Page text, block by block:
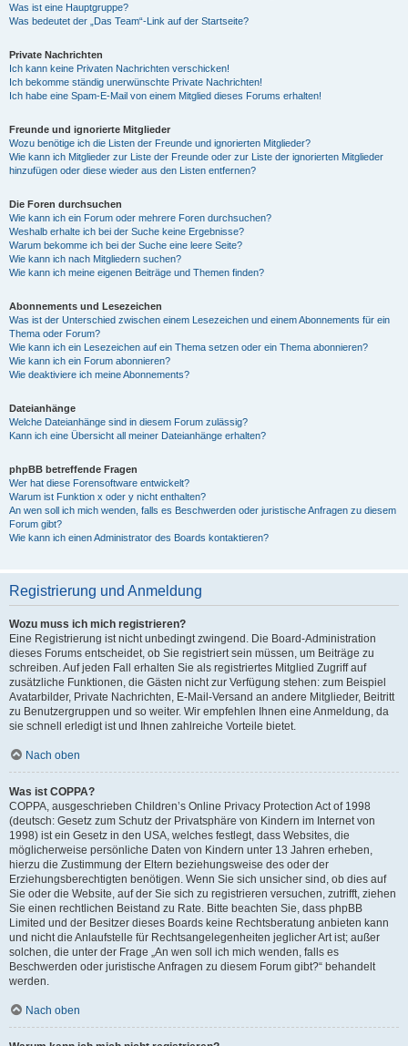
Was ist eine Hauptgruppe?
Was bedeutet der „Das Team“-Link auf der Startseite?
Private Nachrichten
Ich kann keine Privaten Nachrichten verschicken!
Ich bekomme ständig unerwünschte Private Nachrichten!
Ich habe eine Spam-E-Mail von einem Mitglied dieses Forums erhalten!
Freunde und ignorierte Mitglieder
Wozu benötige ich die Listen der Freunde und ignorierten Mitglieder?
Wie kann ich Mitglieder zur Liste der Freunde oder zur Liste der ignorierten Mitglieder
hinzufügen oder diese wieder aus den Listen entfernen?
Die Foren durchsuchen
Wie kann ich ein Forum oder mehrere Foren durchsuchen?
Weshalb erhalte ich bei der Suche keine Ergebnisse?
Warum bekomme ich bei der Suche eine leere Seite?
Wie kann ich nach Mitgliedern suchen?
Wie kann ich meine eigenen Beiträge und Themen finden?
Abonnements und Lesezeichen
Was ist der Unterschied zwischen einem Lesezeichen und einem Abonnements für ein
Thema oder Forum?
Wie kann ich ein Lesezeichen auf ein Thema setzen oder ein Thema abonnieren?
Wie kann ich ein Forum abonnieren?
Wie deaktiviere ich meine Abonnements?
Dateianhänge
Welche Dateianhänge sind in diesem Forum zulässig?
Kann ich eine Übersicht all meiner Dateianhänge erhalten?
phpBB betreffende Fragen
Wer hat diese Forensoftware entwickelt?
Warum ist Funktion x oder y nicht enthalten?
An wen soll ich mich wenden, falls es Beschwerden oder juristische Anfragen zu diesem
Forum gibt?
Wie kann ich einen Administrator des Boards kontaktieren?
Registrierung und Anmeldung
Wozu muss ich mich registrieren?
Eine Registrierung ist nicht unbedingt zwingend. Die Board-Administration
dieses Forums entscheidet, ob Sie registriert sein müssen, um Beiträge zu
schreiben. Auf jeden Fall erhalten Sie als registriertes Mitglied Zugriff auf
zusätzliche Funktionen, die Gästen nicht zur Verfügung stehen: zum Beispiel
Avatarbilder, Private Nachrichten, E-Mail-Versand an andere Mitglieder, Beitritt
zu Benutzergruppen und so weiter. Wir empfehlen Ihnen eine Anmeldung, da
sie schnell erledigt ist und Ihnen zahlreiche Vorteile bietet.
Nach oben
Was ist COPPA?
COPPA, ausgeschrieben Children’s Online Privacy Protection Act of 1998
(deutsch: Gesetz zum Schutz der Privatsphäre von Kindern im Internet von
1998) ist ein Gesetz in den USA, welches festlegt, dass Websites, die
möglicherweise persönliche Daten von Kindern unter 13 Jahren erheben,
hierzu die Zustimmung der Eltern beziehungsweise des oder der
Erziehungsberechtigten benötigen. Wenn Sie sich unsicher sind, ob dies auf
Sie oder die Website, auf der Sie sich zu registrieren versuchen, zutrifft, ziehen
Sie einen rechtlichen Beistand zu Rate. Bitte beachten Sie, dass phpBB
Limited und der Besitzer dieses Boards keine Rechtsberatung anbieten kann
und nicht die Anlaufstelle für Rechtsangelegenheiten jeglicher Art ist; außer
solchen, die unter der Frage „An wen soll ich mich wenden, falls es
Beschwerden oder juristische Anfragen zu diesem Forum gibt?“ behandelt
werden.
Nach oben